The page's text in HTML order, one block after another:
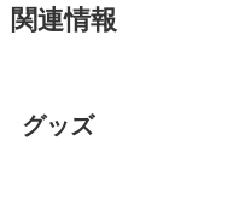
関連情報
グッズ